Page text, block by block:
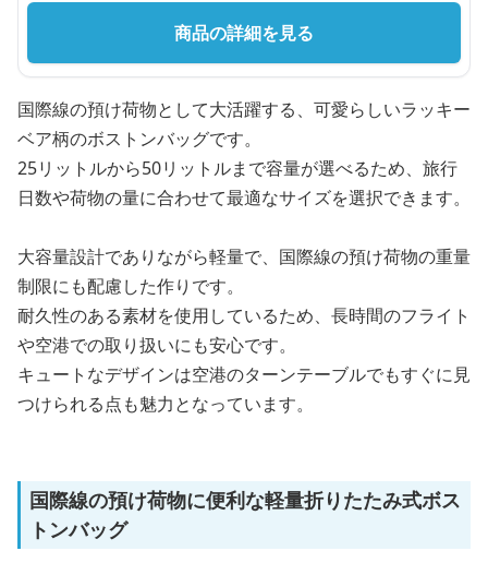
商品の詳細を見る
国際線の預け荷物として大活躍する、可愛らしいラッキー
ベア柄のボストンバッグです。
25リットルから50リットルまで容量が選べるため、旅行
日数や荷物の量に合わせて最適なサイズを選択できます。
大容量設計でありながら軽量で、国際線の預け荷物の重量
制限にも配慮した作りです。
耐久性のある素材を使用しているため、長時間のフライト
や空港での取り扱いにも安心です。
キュートなデザインは空港のターンテーブルでもすぐに見
つけられる点も魅力となっています。
国際線の預け荷物に便利な軽量折りたたみ式ボス
トンバッグ